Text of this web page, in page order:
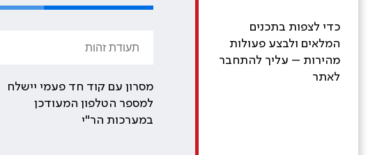
כדי לצפות בתכנים
המלאים ולבצע פעולות
מהירות – עליך להתחבר
לאתר
מסרון עם קוד חד פעמי יישלח
למספר הטלפון המעודכן
במערכות הר"י